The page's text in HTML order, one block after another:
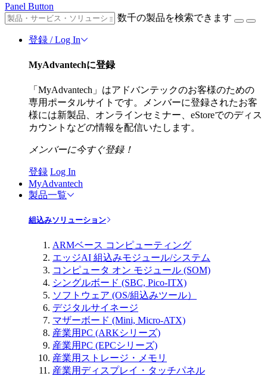
Panel Button
数千の製品を検索できます
登録 / Log In
MyAdvantechに登録
「MyAdvantech」はアドバンテックのお客様のための
専用ポータルサイトです。メンバーに登録されたお客
様には新製品、オンラインセミナー、eStoreでのディス
カウントなどの情報を配信いたします。
メンバーに今すぐ登録！
登録 Log In
MyAdvantech
製品一覧
組込みソリューション
ARMベース コンピューティング
エッジAI 組込みモジュール/システム
コンピュータ オン モジュール (SOM)
シングルボード (SBC, Pico-ITX)
ソフトウェア (OS/組込みツール）
デジタルサイネージ
マザーボード (Mini, Micro-ATX)
産業用PC (ARKシリーズ)
産業用PC (EPCシリーズ)
産業用ストレージ・メモリ
産業用ディスプレイ・タッチパネル